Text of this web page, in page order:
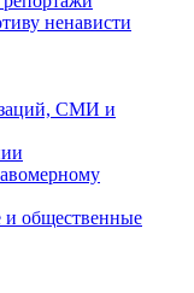
ненависти
СМИ и
и общественные